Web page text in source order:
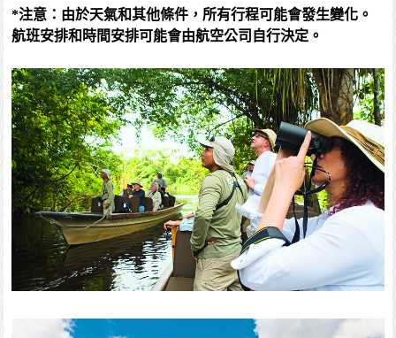
*注意：由於天氣和其他條件，所有行程可能會發生變化。
航班安排和時間安排可能會由航空公司自行決定。